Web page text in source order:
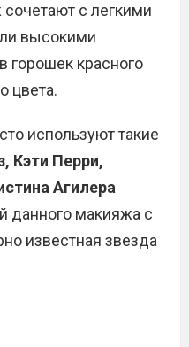
с легкими
высокими
горошек красного
цвета.
используют такие
Кэти Перри,
Агилера
данного макияжа с
известная звезда